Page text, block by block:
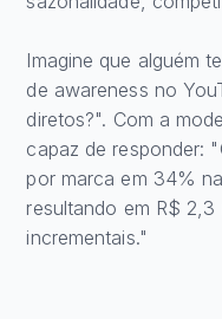
Imagine que alguém
de awareness no
diretos?". Com a
capaz de responder:
por marca em 34%
resultando em R$ 2,3
incrementais."